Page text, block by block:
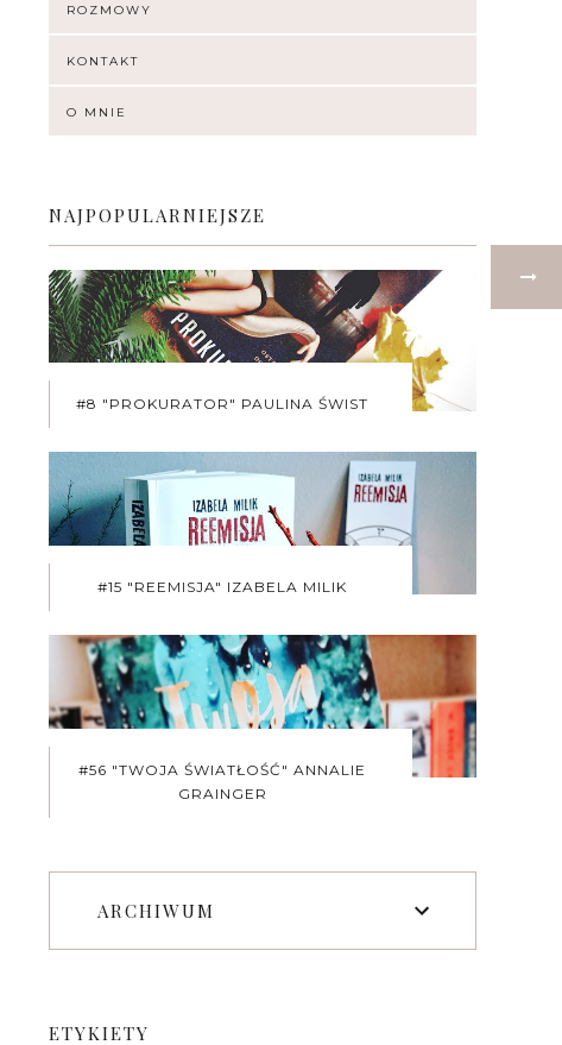
ROZMOWY
KONTAKT
O MNIE
NAJPOPULARNIEJSZE
#8 "PROKURATOR" PAULINA ŚWIST
#15 "REEMISJA" IZABELA MILIK
#56 "TWOJA ŚWIATŁOŚĆ" ANNALIE
GRAINGER
ARCHIWUM
ETYKIETY